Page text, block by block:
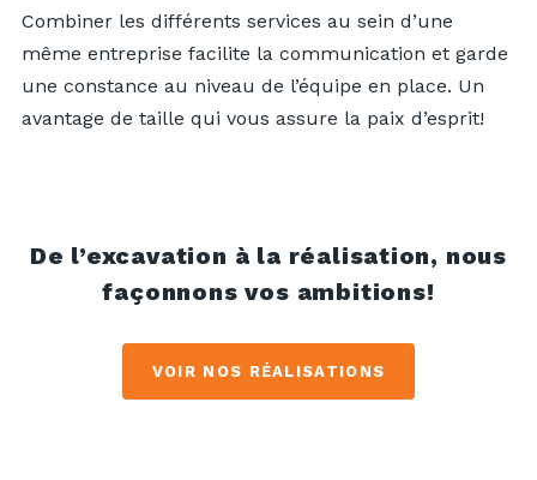
Combiner les différents services au sein d’une
même entreprise facilite la communication et garde
une constance au niveau de l’équipe en place. Un
avantage de taille qui vous assure la paix d’esprit!
De l’excavation à la réalisation, nous
façonnons vos ambitions!
VOIR NOS RÉALISATIONS